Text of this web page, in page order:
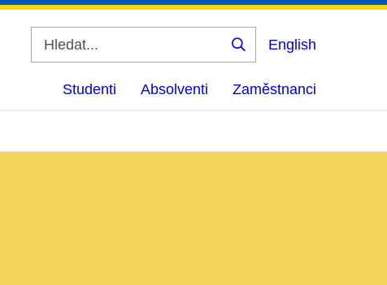
Vyhledat
English
Studenti Absolventi Zaměstnanci